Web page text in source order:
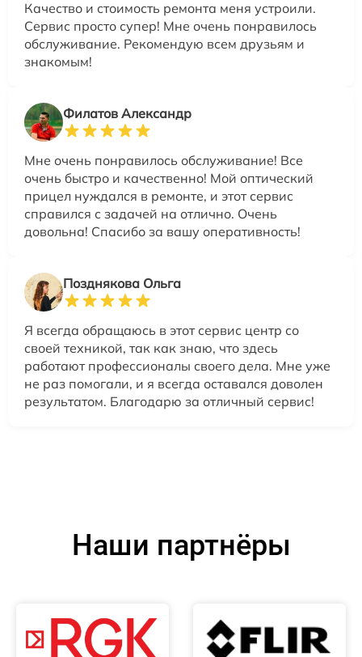
Качество и стоимость ремонта меня устроили.
Сервис просто супер! Мне очень понравилось
обслуживание. Рекомендую всем друзьям и
знакомым!
Филатов Александр
Мне очень понравилось обслуживание! Все
очень быстро и качественно! Мой оптический
прицел нуждался в ремонте, и этот сервис
справился с задачей на отлично. Очень
довольна! Спасибо за вашу оперативность!
Позднякова Ольга
Я всегда обращаюсь в этот сервис центр со
своей техникой, так как знаю, что здесь
работают профессионалы своего дела. Мне уже
не раз помогали, и я всегда оставался доволен
результатом. Благодарю за отличный сервис!
Наши партнёры